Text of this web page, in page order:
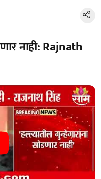
नाही: Rajnath